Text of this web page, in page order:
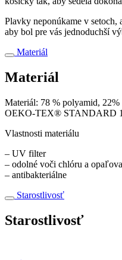
Plavky neponúkame v setoch,
aby bol pre vás jednoduchší
Materiál
Materiál
Materiál: 78 % polyamid, 22%
OEKO-TEX® STANDARD
Vlastnosti materiálu
– UV filter
– odolné voči chlóru a
– antibakteriálne
Starostlivosť
Starostlivosť